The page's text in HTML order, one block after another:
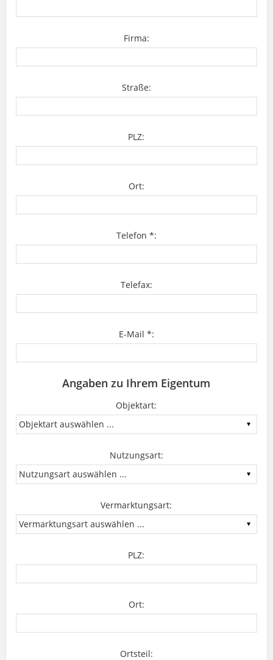
Firma:
Straße:
PLZ:
Ort:
Telefon *:
Telefax:
E-Mail *:
Angaben zu Ihrem Eigentum
Objektart:
Nutzungsart:
Vermarktungsart:
PLZ:
Ort:
Ortsteil: